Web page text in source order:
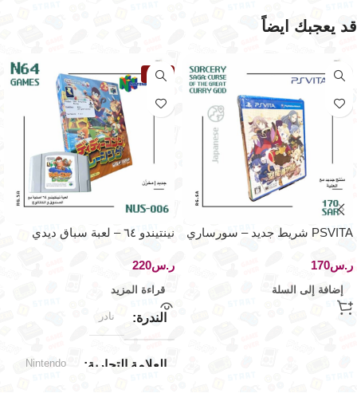
قد يعجبك ايضاً
PSVITA شريط جديد – سورساري
ر.س
إضافة إلى السلة
نفذت
نينتيندو ٦٤ – لعبة سباق ديدي
ر.س
قراءة المزيد
الندرة نادر
العلامة التجارية Nintendo